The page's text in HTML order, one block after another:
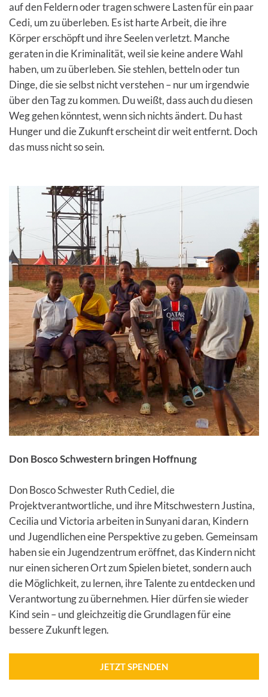
auf den Feldern oder tragen schwere Lasten für ein paar
Cedi, um zu überleben. Es ist harte Arbeit, die ihre
Körper erschöpft und ihre Seelen verletzt. Manche
geraten in die Kriminalität, weil sie keine andere Wahl
haben, um zu überleben. Sie stehlen, betteln oder tun
Dinge, die sie selbst nicht verstehen – nur um irgendwie
über den Tag zu kommen. Du weißt, dass auch du diesen
Weg gehen könntest, wenn sich nichts ändert. Du hast
Hunger und die Zukunft erscheint dir weit entfernt. Doch
das muss nicht so sein.
Don Bosco Schwestern bringen Hoffnung
Don Bosco Schwester Ruth Cediel, die
Projektverantwortliche, und ihre Mitschwestern Justina,
Cecilia und Victoria arbeiten in Sunyani daran, Kindern
und Jugendlichen eine Perspektive zu geben. Gemeinsam
haben sie ein Jugendzentrum eröffnet, das Kindern nicht
nur einen sicheren Ort zum Spielen bietet, sondern auch
die Möglichkeit, zu lernen, ihre Talente zu entdecken und
Verantwortung zu übernehmen. Hier dürfen sie wieder
Kind sein – und gleichzeitig die Grundlagen für eine
bessere Zukunft legen.
JETZT SPENDEN